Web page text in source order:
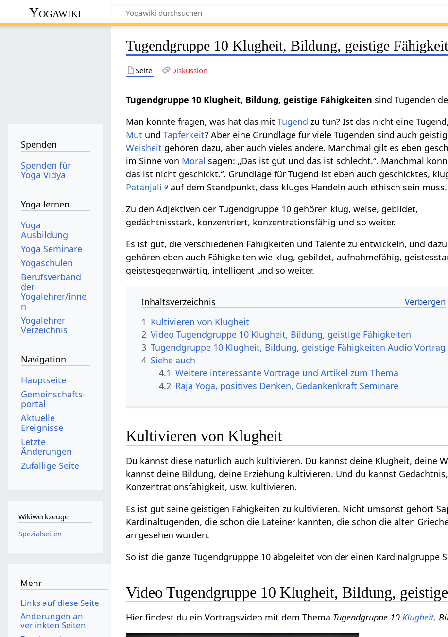
Yogawiki
Tugendgruppe 10 Klugheit, Bildung, geistige
Seite Diskussion
Tugendgruppe 10 Klugheit, Bildung, geistige Fähigkeiten sind Tugenden
Man könnte fragen, was hat das mitTugend zu tun? Ist das nicht eine
Mut undTapferkeit? Aber eine Grundlage für viele Tugenden sind auch
Weisheit gehören dazu, aber auch vieles andere. Manchmal gilt es eben
im Sinne von Moral sagen: „Das ist gut und das ist schlecht.“. Manchmal
das ist nicht geschickt.“. Grundlage für Tugend ist eben auch geschicktes,
Patanjali
auf dem Standpunkt, dass kluges Handeln auch ethisch sein
Zu den Adjektiven der Tugendgruppe 10 gehören klug, weise, gebildet,
gedächtnisstark, konzentriert, konzentrationsfähig und so weiter.
Es ist gut, die verschiedenen Fähigkeiten und Talente zu entwickeln, und dazu
gehören eben auch Fähigkeiten wie klug, gebildet, aufnahmefähig,
geistesgegenwärtig, intelligent und so weiter.
Inhaltsverzeichnis
1 Kultivieren von Klugheit
2 Video Tugendgruppe 10 Klugheit, Bildung, geistige Fähigkeiten
3 Tugendgruppe 10 Klugheit, Bildung, geistige Fähigkeiten Audio Vortrag
4 Siehe auch
4.1 Weitere interessante Vorträge und Artikel zum Thema
4.2 Raja Yoga, positives Denken, Gedankenkraft Seminare
Kultivieren von Klugheit
Du kannst diese natürlich auch kultivieren. Du kannst deine Klugheit, deine
kannst deine Bildung, deine Erziehung kultivieren. Und du kannst
Konzentrationsfähigkeit, usw. kultivieren.
Es ist gut seine geistigen Fähigkeiten zu kultivieren. Nicht umsonst gehört
Kardinaltugenden, die schon die Lateiner kannten, die schon die alten
an gesehen wurden.
So ist die ganze Tugendgrupppe 10 abgeleitet von der einen Kardinalgruppe
Video Tugendgruppe 10 Klugheit, Bildung,
Hier findest du ein Vortragsvideo mit dem Thema Tugendgruppe 10 Klugheit,
Spenden
Spenden für
Yoga Vidya
Yoga lernen
Yoga
Ausbildung
Yoga Seminare
Yogaschulen
Berufsverband
der
Yogalehrer/inne
n
Yogalehrer
Verzeichnis
Navigation
Hauptseite
Gemeinschafts­
portal
Aktuelle
Ereignisse
Letzte
Änderungen
Zufällige Seite
Wikiwerkzeuge
Spezialseiten
Mehr
Links auf diese Seite
Änderungen an
verlinkten Seiten